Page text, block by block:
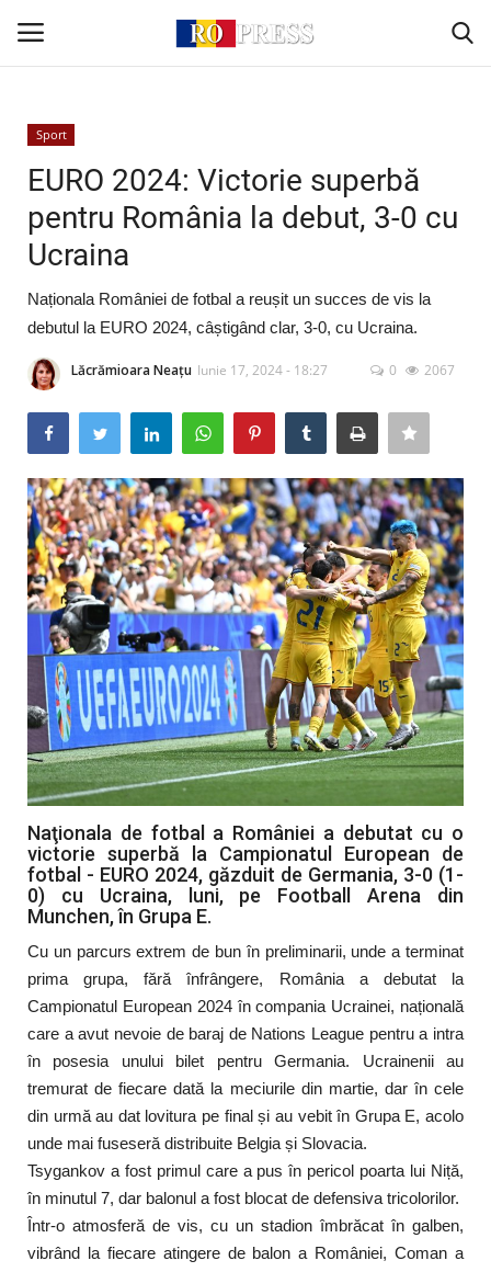
Conectare
Acasă
Intern
Extern
Politică
Socio-Economic
Monden
Artă & Cultură
Sănătate
Turism
Sport
EURO 2024: Victorie superbă
pentru România la debut, 3-0 cu
Ucraina
Naționala României de fotbal a reușit un succes de vis la
debutul la EURO 2024, câștigând clar, 3-0, cu Ucraina.
Lăcrămioara Neațu Iunie 17, 2024 - 18:27 0 2067
Naţionala de fotbal a României a debutat cu o
victorie superbă la Campionatul European de
fotbal - EURO 2024, găzduit de Germania, 3-0 (1-
0) cu Ucraina, luni, pe Football Arena din
Munchen, în Grupa E.
Cu un parcurs extrem de bun în preliminarii, unde a terminat
prima grupa, fără înfrângere, România a debutat la
Campionatul European 2024 în compania Ucrainei, națională
care a avut nevoie de baraj de Nations League pentru a intra
în posesia unului bilet pentru Germania. Ucrainenii au
tremurat de fiecare dată la meciurile din martie, dar în cele
din urmă au dat lovitura pe final și au vebit în Grupa E, acolo
unde mai fuseseră distribuite Belgia și Slovacia.
Tsygankov a fost primul care a pus în pericol poarta lui Niță,
în minutul 7, dar balonul a fost blocat de defensiva tricolorilor.
Într-o atmosferă de vis, cu un stadion îmbrăcat în galben,
vibrând la fiecare atingere de balon a României, Coman a